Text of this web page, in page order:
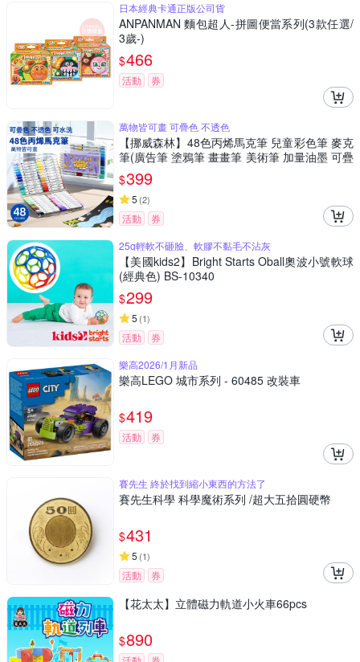
日本經典卡通正版公司貨
ANPANMAN 麵包超人-拼圖便當系列(3款任選/
3歲-)
$466
活動 券
萬物皆可畫 可疊色 不透色
【挪威森林】48色丙烯馬克筆 兒童彩色筆 麥克
筆(廣告筆 塗鴉筆 畫畫筆 美術筆 加量油墨 可疊
色不透色)
$399
5 (2)
活動
券
25g輕軟不砸臉、軟膠不黏毛不沾灰
【美國kids2】Bright Starts Oball奧波小號軟球
(經典色) BS-10340
$299
5 (1)
活動
券
樂高2026/1月新品
樂高LEGO 城市系列 - 60485 改裝車
$419
活動 券
賽先生 終於找到縮小東西的方法了
賽先生科學 科學魔術系列 /超大五拾圓硬幣
$431
5 (1)
活動 券
【花太太】立體磁力軌道小火車66pcs
$890